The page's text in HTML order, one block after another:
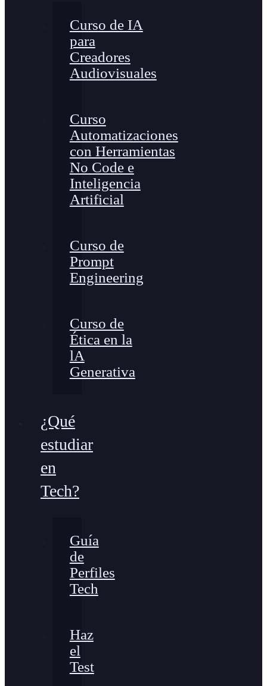
Curso de IA
para
Creadores
Audiovisuales
Curso
Automatizaciones
con Herramientas
No Code e
Inteligencia
Artificial
Curso de
Prompt
Engineering
Curso de
Ética en la
lA
Generativa
¿Qué
estudiar
en
Tech?
Guía
de
Perfiles
Tech
Haz
el
Test